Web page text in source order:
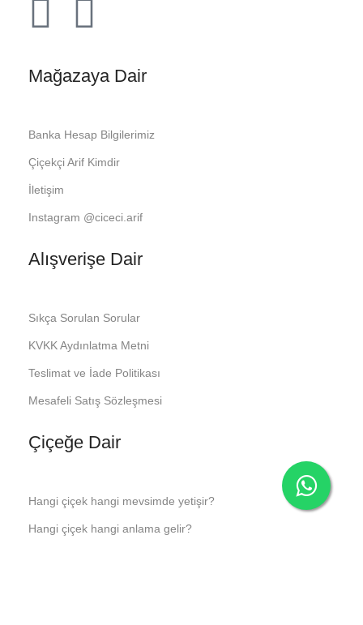
Mağazaya Dair
Banka Hesap Bilgilerimiz
Çiçekçi Arif Kimdir
İletişim
Instagram @ciceci.arif
Alışverişe Dair
Sıkça Sorulan Sorular
KVKK Aydınlatma Metni
Teslimat ve İade Politikası
Mesafeli Satış Sözleşmesi
Çiçeğe Dair
Hangi çiçek hangi mevsimde yetişir?
Hangi çiçek hangi anlama gelir?